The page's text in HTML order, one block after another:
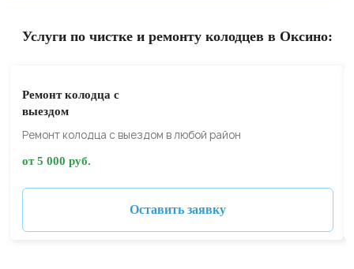
Услуги по чистке и ремонту колодцев в Оксино:
Ремонт колодца с
выездом
Ремонт колодца с выездом в любой район
от 5 000 руб.
Оставить заявку